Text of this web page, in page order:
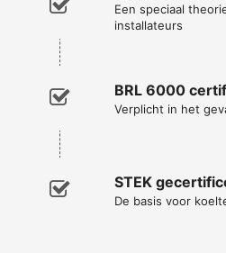
Een speciaal
installateurs
BRL 6000
Verplicht in het
STEK
De basis voor